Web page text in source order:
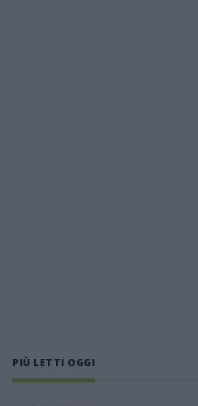
PIÙ LETTI OGGI